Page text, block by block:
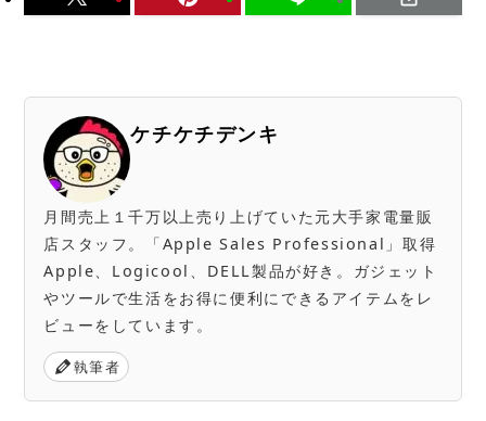
ケチケチデンキ
月間売上１千万以上売り上げていた元大手家電量販
店スタッフ。「Apple Sales Professional」取得
Apple、Logicool、DELL製品が好き。ガジェット
やツールで生活をお得に便利にできるアイテムをレ
ビューをしています。
執筆者